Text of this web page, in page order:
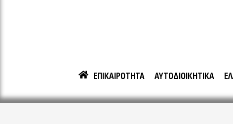
ΕΠΙΚΑΙΡΟΤΗΤΑ ΑΥΤΟΔΙΟΙΚΗΤΙΚΑ